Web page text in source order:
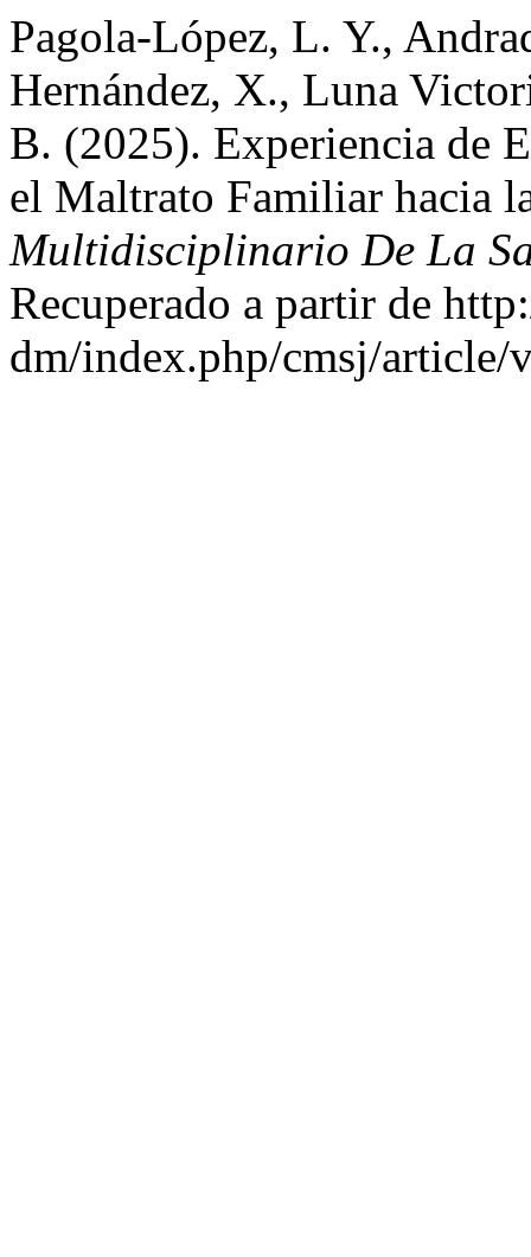
Pagola-López, L. Y.,
Hernández, X., Luna
B. (2025). Experiencia de
el Maltrato Familiar hacia
Multidisciplinario De La
Recuperado a partir de
dm/index.php/cmsj/article/